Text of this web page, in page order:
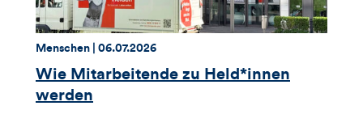
dieses
Artikels
Thema:
Menschen | Datum:
06.07.2026
Wie Mitarbeitende zu Held*innen
werden